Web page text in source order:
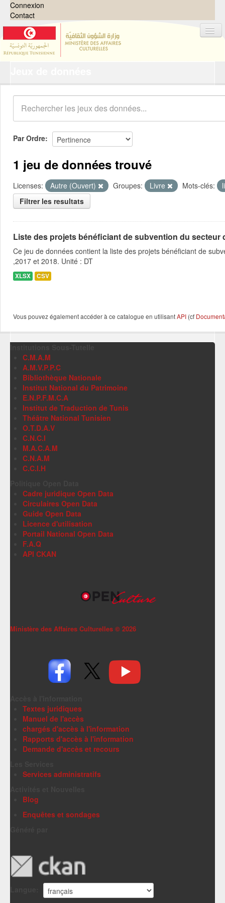
Connexion
Contact
Organisations
Groupes
Demandes 0
À propos
Par Ordre
1 jeu de données trouvé
Licenses: Autre (Ouvert) Groupes: Livre Mots-clés:
Filtrer les resultats
Liste des projets bénéficiant de subvention du secteur
Ce jeu de données contient la liste des projets bénéficiant de
,2017 et 2018. Unité : DT
XLSX CSV
Vous pouvez également accéder à ce catalogue en utilisantAPI (cf
C.M.A.M
A.M.V.P.P.C
Bibliothèque Nationale
Institut National du Patrimoine
E.N.P.F.M.C.A
Institut de Traduction de Tunis
Théâtre National Tunisien
O.T.D.A.V
C.N.C.I
M.A.C.A.M
C.N.A.M
C.C.I.H
Cadre juridique Open Data
Circulaires Open Data
Guide Open Data
Licence d'utilisation
Portail National Open Data
F.A.Q
API CKAN
Ministère des Affaires Culturelles © 2026
Textes juridiques
Manuel de l'accès
chargés d'accès à l'information
Rapports d'accès à l'information
Demande d'accès et recours
Services administratifs
Blog
Enquêtes et sondages